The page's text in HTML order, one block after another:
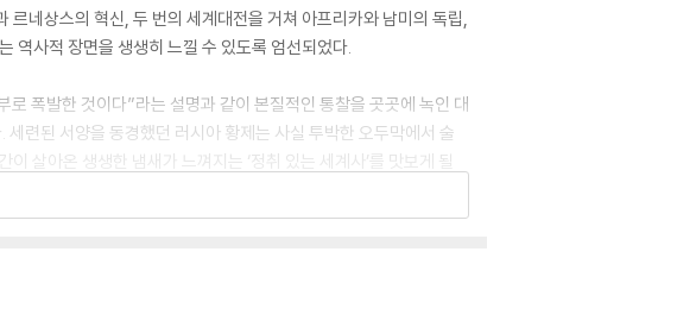
네상스의 혁신, 두 번의 세계대전을 거쳐 아프리카와 남미의 독립,
역사적 장면을 생생히 느낄 수 있도록 엄선되었다.
폭발한 것이다”라는 설명과 같이 본질적인 통찰을 곳곳에 녹인 대
련된 서양을 동경했던 러시아 황제는 사실 투박한 오두막에서 술
살아온 생생한 냄새가 느껴지는 ‘정취 있는 세계사’를 맛보게 될
찰에 깜짝 놀랄 수도, 때론 예상치 못한 긴 여운에 가슴이 먹먹해질